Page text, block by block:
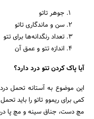
جوهر تاتو
سن و ماندگاری تاتو
تعداد رنگدانه‌ها برای تتو
اندازه تتو و عمق آن
آیا پاک کردن تتو درد دارد؟
این موضوع به آستانه تحمل
کمی برای ریموو تاتو را باید
مچ دست، جناق سینه و مچ پا